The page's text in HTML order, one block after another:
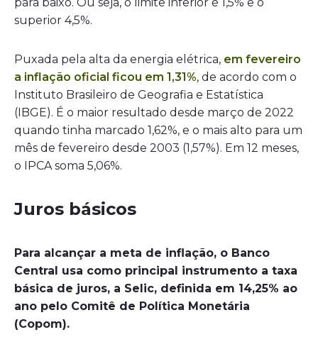
para baixo. Ou seja, o limite inferior é 1,5% e o
superior 4,5%.
Puxada pela alta da energia elétrica, em fevereiro
a inflação oficial ficou em 1,31%, de acordo com o
Instituto Brasileiro de Geografia e Estatística
(IBGE). É o maior resultado desde março de 2022
quando tinha marcado 1,62%, e o mais alto para um
mês de fevereiro desde 2003 (1,57%). Em 12 meses,
o IPCA soma 5,06%.
Juros básicos
Para alcançar a meta de inflação, o Banco
Central usa como principal instrumento a taxa
básica de juros, a Selic, definida em 14,25% ao
ano pelo Comitê de Política Monetária
(Copom).